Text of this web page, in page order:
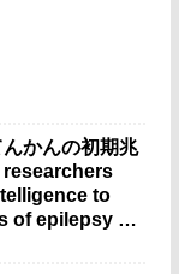
かんの初期兆
researchers
to
of epilepsy in
）